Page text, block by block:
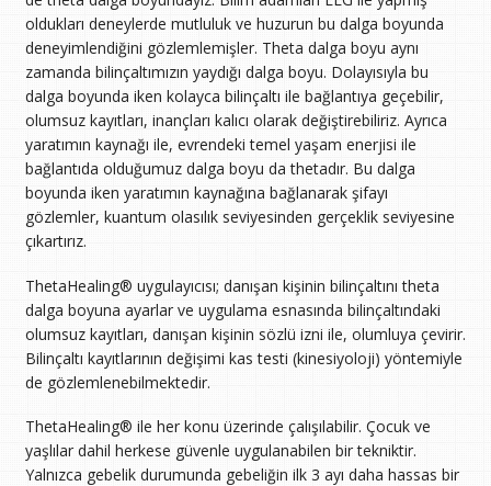
oldukları deneylerde mutluluk ve huzurun bu dalga boyunda
deneyimlendiğini gözlemlemişler. Theta dalga boyu aynı
zamanda bilinçaltımızın yaydığı dalga boyu. Dolayısıyla bu
dalga boyunda iken kolayca bilinçaltı ile bağlantıya geçebilir,
olumsuz kayıtları, inançları kalıcı olarak değiştirebiliriz. Ayrıca
yaratımın kaynağı ile, evrendeki temel yaşam enerjisi ile
bağlantıda olduğumuz dalga boyu da thetadır. Bu dalga
boyunda iken yaratımın kaynağına bağlanarak şifayı
gözlemler, kuantum olasılık seviyesinden gerçeklik seviyesine
çıkartırız.
ThetaHealing® uygulayıcısı; danışan kişinin bilinçaltını theta
dalga boyuna ayarlar ve uygulama esnasında bilinçaltındaki
olumsuz kayıtları, danışan kişinin sözlü izni ile, olumluya çevirir.
Bilinçaltı kayıtlarının değişimi kas testi (kinesiyoloji) yöntemiyle
de gözlemlenebilmektedir.
ThetaHealing® ile her konu üzerinde çalışılabilir. Çocuk ve
yaşlılar dahil herkese güvenle uygulanabilen bir tekniktir.
Yalnızca gebelik durumunda gebeliğin ilk 3 ayı daha hassas bir